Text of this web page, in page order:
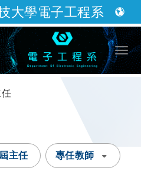
大學電子工程系
要內容
主任 專任教師